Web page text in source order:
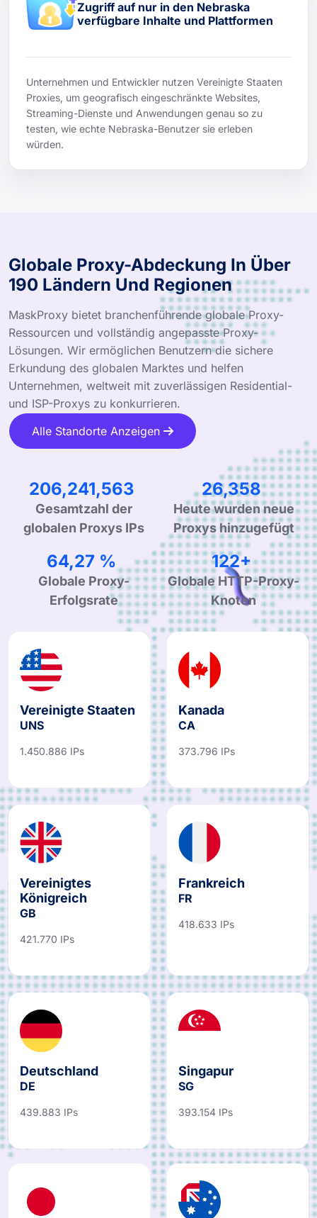
Zugriff auf nur in den Nebraska
verfügbare Inhalte und Plattformen
Unternehmen und Entwickler nutzen Vereinigte Staaten
Proxies, um geografisch eingeschränkte Websites,
Streaming-Dienste und Anwendungen genau so zu
testen, wie echte Nebraska-Benutzer sie erleben
würden.
Globale Proxy-Abdeckung In Über
190 Ländern Und Regionen
MaskProxy bietet branchenführende globale Proxy-
Ressourcen und vollständig angepasste Proxy-
Lösungen. Wir ermöglichen Benutzern die sichere
Erkundung des globalen Marktes und helfen
Unternehmen, weltweit mit zuverlässigen Residential-
und ISP-Proxys zu konkurrieren.
Alle Standorte Anzeigen
313,845,858
Gesamtzahl der
globalen Proxys IPs
40,110
Heute wurden neue
Proxys hinzugefügt
99,90 %
Globale Proxy-
Erfolgsrate
190+
Globale HTTP-Proxy-
Knoten
Vereinigte Staaten
UNS
1.450.886 IPs
Kanada
CA
373.796 IPs
Vereinigtes
Königreich
GB
421.770 IPs
Frankreich
FR
418.633 IPs
Deutschland
DE
439.883 IPs
Singapur
SG
393.154 IPs